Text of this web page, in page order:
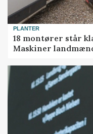
PLANTER
18 montører står
Maskiner